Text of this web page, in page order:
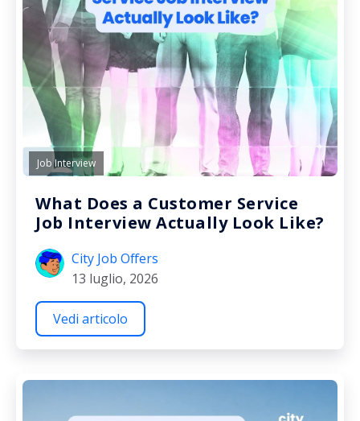
Job Interview
What Does a Customer Service
Job Interview Actually Look Like?
City Job Offers
13 luglio, 2026
Vedi articolo